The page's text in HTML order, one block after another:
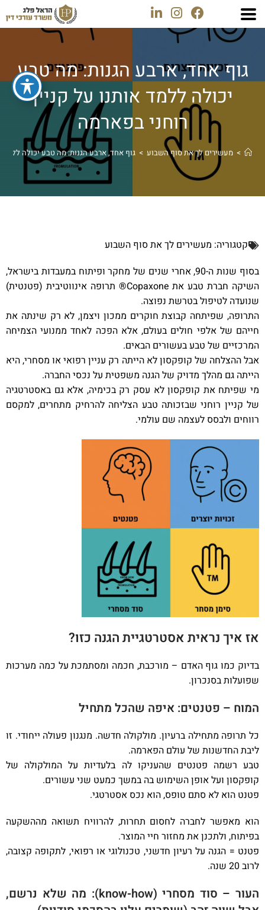
גוף אחד, ארבע הגנות: מה טבע
יכולה ללמד אותנו על קניין
רוחני בפארמה
> מעשירים לך את סוף השבוע > גוף אחד, ארבע הגנות: מה טבע יכולה ללמד
קטגוריה: מעשירים לך את סוף השבוע
בסוף שנות ה-90, אחרי שנים של מחקר ופיתוח במעבדות בישראל,
השיקה חברת טבע את Copaxone® תרופה אינווטיבית (פטנטית)
שנועדה לטיפול בטרשת נפוצה.
התרופה, שפיתחה קבוצת חוקרים ממכון ויצמן, לא רק שינתה את
חייהם של אלפי חולים בעולם, אלא הפכה לאחד ממנועי הצמיחה
המרכזיים של טבע בעשורים הבאים.
אבל ההצלחה של קופקסון לא הייתה רק עניין רפואי או מסחרי, היא
הייתה גם מהלך מדויק של הגנה משפטית על נכסי החברה.
מי שפיתח את קופקסון לא עסק רק בכימיה, אלא גם באסטרטגיה
של קניין רוחני שבזכותה טבע הצליחה להרחיק מתחרים, למקסם
רווחים ולבסס לעצמה שם עולמי.
אז איך נראית אסטרטגיית הגנה כזו?
בדיוק כמו גוף האדם – מורכבת, חכמה ומסתמכת על כמה מערכות
שפועלות בסנכרון.
המוח – פטנטים: איפה שהכל מתחיל
כל תרופה מתחילה ברעיון. מולקולה חדשה. מנגנון פעולה ייחודי. זו
ליבת החדשנות של עולם הפארמה.
טבע רשמה פטנטים שהעניקו לה בלעדיות על המולקולה של
קופקסון ועל אופן השימוש בה במשך כמעט שני עשורים.
פטנט הוא לא סתם טופס, הוא נכס אסטרטגי.
הוא מאפשר לחברה לחסום תחרות, להרוויח תשואה מההשקעה
בפיתוח, ולתכנן את מחזור חיי המוצר.
פטנט = הגנה על רעיון חדשני, טכנולוגי או רפואי, לתקופה קצובה,
לרוב 20 שנה.
העור – סוד מסחרי (know-how): מה שלא נרשם,